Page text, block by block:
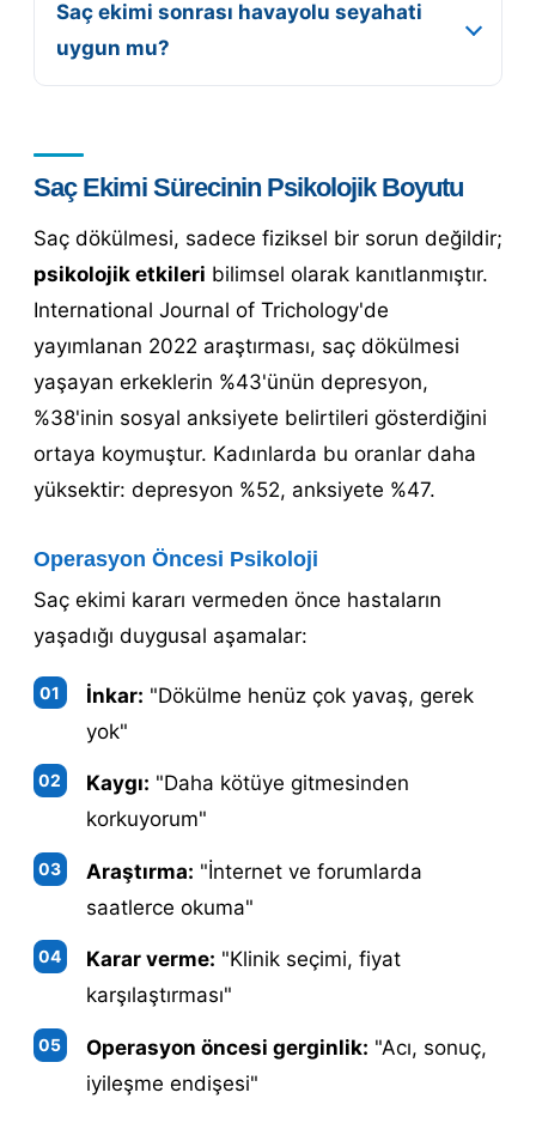
Saç ekimi sonrası havayolu seyahati
uygun mu?
Saç Ekimi Sürecinin Psikolojik Boyutu
Saç dökülmesi, sadece fiziksel bir sorun değildir;
psikolojik etkileri bilimsel olarak kanıtlanmıştır.
International Journal of Trichology'de
yayımlanan 2022 araştırması, saç dökülmesi
yaşayan erkeklerin %43'ünün depresyon,
%38'inin sosyal anksiyete belirtileri gösterdiğini
ortaya koymuştur. Kadınlarda bu oranlar daha
yüksektir: depresyon %52, anksiyete %47.
Operasyon Öncesi Psikoloji
Saç ekimi kararı vermeden önce hastaların
yaşadığı duygusal aşamalar:
İnkar: "Dökülme henüz çok yavaş, gerek
yok"
Kaygı: "Daha kötüye gitmesinden
korkuyorum"
Araştırma: "İnternet ve forumlarda
saatlerce okuma"
Karar verme: "Klinik seçimi, fiyat
karşılaştırması"
Operasyon öncesi gerginlik: "Acı, sonuç,
iyileşme endişesi"